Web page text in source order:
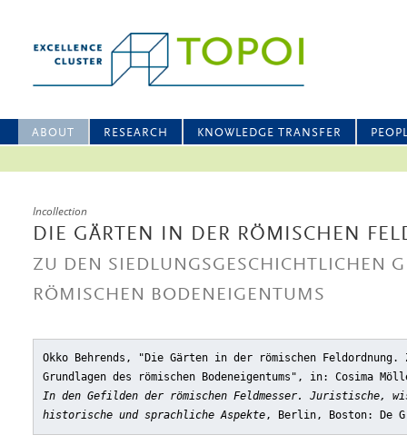
ABOUT RESEARCH KNOWLEDGE TRANSFER
Incollection
DIE GÄRTEN IN DER RÖMISCHEN
ZU DEN SIEDLUNGSGESCHICHTLICHEN
RÖMISCHEN BODENEIGENTUMS
Okko Behrends, "Die Gärten in der römischen
Grundlagen des römischen Bodeneigentums" , in: Cosima
In den Gefilden der römischen Feldmesser. Juristische,
historische und sprachliche Aspekte, Berlin, Boston: De